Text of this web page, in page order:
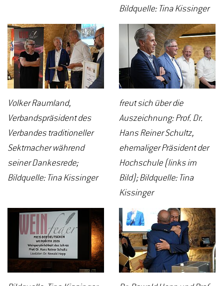
Bildquelle: Tina Kissinger
Volker Raumland,
Verbandspräsident des
Verbandes traditioneller
Sektmacher während
seiner Dankesrede;
Bildquelle: Tina Kissinger
freut sich über die
Auszeichnung: Prof. Dr.
Hans Reiner Schultz,
ehemaliger Präsident der
Hochschule (links im
Bild); Bildquelle: Tina
Kissinger